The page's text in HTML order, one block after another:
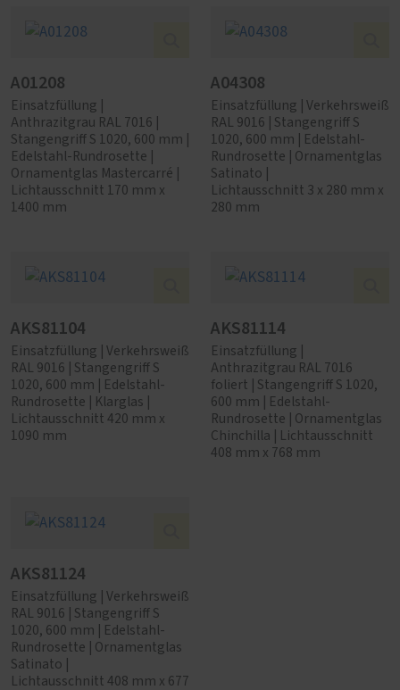
A01208
Einsatzfüllung |
Anthrazitgrau RAL 7016 |
Stangengriff S 1020, 600 mm |
Edelstahl-Rundrosette |
Ornamentglas Mastercarré |
Lichtausschnitt 170 mm x
1400 mm
A04308
Einsatzfüllung | Verkehrsweiß
RAL 9016 | Stangengriff S
1020, 600 mm | Edelstahl-
Rundrosette | Ornamentglas
Satinato |
Lichtausschnitt 3 x 280 mm x
280 mm
AKS81104
Einsatzfüllung | Verkehrsweiß
RAL 9016 | Stangengriff S
1020, 600 mm | Edelstahl-
Rundrosette | Klarglas |
Lichtausschnitt 420 mm x
1090 mm
AKS81114
Einsatzfüllung |
Anthrazitgrau RAL 7016
foliert | Stangengriff S 1020,
600 mm | Edelstahl-
Rundrosette | Ornamentglas
Chinchilla | Lichtausschnitt
408 mm x 768 mm
AKS81124
Einsatzfüllung | Verkehrsweiß
RAL 9016 | Stangengriff S
1020, 600 mm | Edelstahl-
Rundrosette | Ornamentglas
Satinato |
Lichtausschnitt 408 mm x 677